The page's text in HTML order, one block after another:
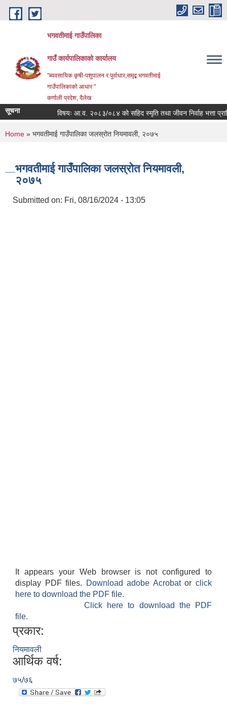
Skip to main content
भगवतीमाई गाउँपालिका
गाउँ कार्यपालिकाको कार्यालय
"ब्यवसायिक कृषी-पशुपालन र पुर्वाधार,समृद्ब भगवतीमाई
गाउँपालिकाको आधार "
कर्णाली प्रदेश, दैलेख
सूचना विषयः आ.व. २०८३/०८४ को सहिद स्मृति तथा जीवन निर्वाह भत्ता
You are here
Home » भगवतीमाई गाउँपालिका जलस्रोत नियमावली, २०७५
भगवतीमाई गाउँपालिका जलस्रोत नियमावली,
२०७५
Submitted on: Fri, 08/16/2024 - 13:05
It appears your Web browser is not configured to
display PDF files.
Download adobe Acrobatorclick
here to download the PDF file.
Click here to download the PDF
file.
प्रकार:
नियमावली
आर्थिक वर्ष:
७५/७६